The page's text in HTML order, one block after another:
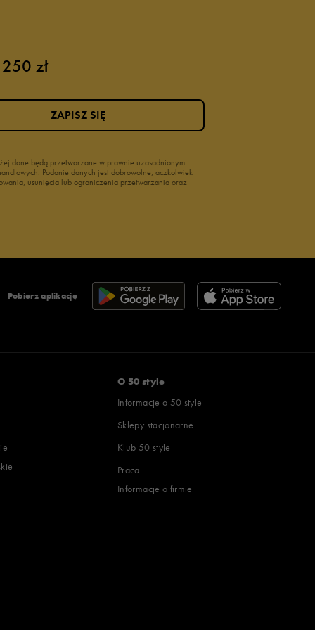
zł
dane będą przetwarzane w prawnie uzasadnionym
Podanie danych jest dobrowolne, aczkolwiek
usunięcia lub ograniczenia przetwarzania oraz
ZAPISZ SIĘ
Pobierz aplikację
O 50 style
Informacje o 50 style
Sklepy stacjonarne
Klub 50 style
Praca
Informacje o firmie